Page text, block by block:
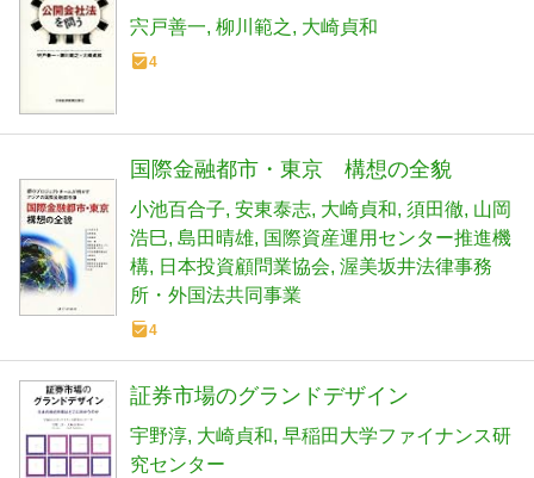
宍戸善一 柳川範之 大崎貞和
4
国際金融都市・東京 構想の全貌
小池百合子 安東泰志 大崎貞和 須田徹 山岡
浩巳 島田晴雄 国際資産運用センター推進機
構
日本投資顧問業協会 渥美坂井法律事務
所・外国法共同事業
4
証券市場のグランドデザイン
宇野淳 大崎貞和 早稲田大学ファイナンス研
究センター